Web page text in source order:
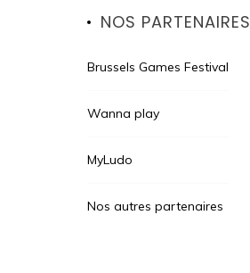
NOS PARTENAIRES
Brussels Games Festival
Wanna play
MyLudo
Nos autres partenaires